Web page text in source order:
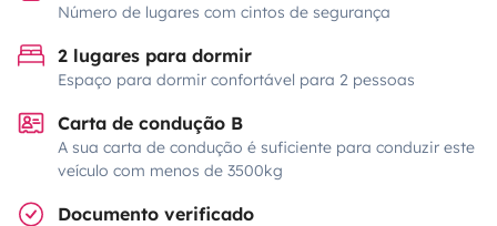
Número de lugares com cintos de segurança
2 lugares para dormir
Espaço para dormir confortável para 2 pessoas
Carta de condução B
A sua carta de condução é suficiente para conduzir este
veículo com menos de 3500kg
Documento verificado